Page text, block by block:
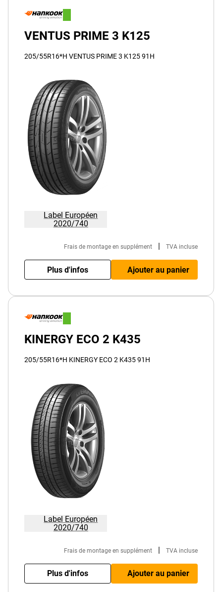
VENTUS PRIME 3 K125
205/55R16*H VENTUS PRIME 3 K125 91H
Label Européen
2020/740
Frais de montage en supplément TVA incluse
Plus d'infos Ajouter au panier
KINERGY ECO 2 K435
205/55R16*H KINERGY ECO 2 K435 91H
Label Européen
2020/740
Frais de montage en supplément | TVA incluse
Plus d'infos Ajouter au panier